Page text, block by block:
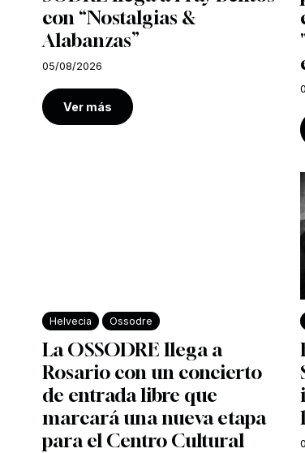
con “Nostalgias &
Alabanzas”
05/08/2026
Ver más
Helvecia Ossodre
La OSSODRE llega a
Rosario con un concierto
de entrada libre que
marcará una nueva etapa
para el Centro Cultural